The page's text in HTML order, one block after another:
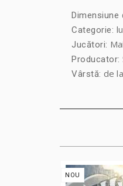
Dimensiune
Categorie:
Jucători:
Producator:
Vârstă: de
NOU